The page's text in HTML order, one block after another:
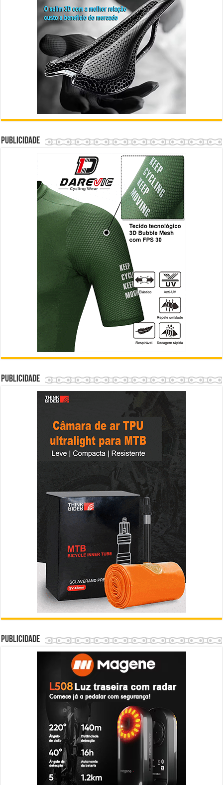
Publicidade
Publicidade
Publicidade